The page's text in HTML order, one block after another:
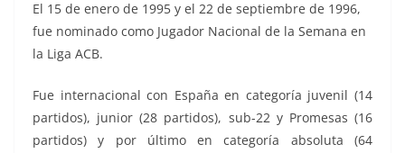
El 15 de enero de 1995 y el 22 de septiembre de 1996,
fue nominado como Jugador Nacional de la Semana en
la Liga ACB.
Fue internacional con España en categoría juvenil (14
partidos), junior (28 partidos), sub-22 y Promesas (16
partidos) y por último en categoría absoluta (64